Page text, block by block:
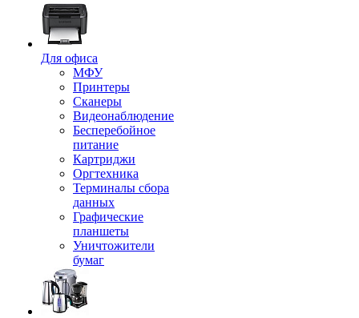
Для офиса
МФУ
Принтеры
Сканеры
Видеонаблюдение
Бесперебойное
питание
Картриджи
Оргтехника
Терминалы сбора
данных
Графические
планшеты
Уничтожители
бумаг